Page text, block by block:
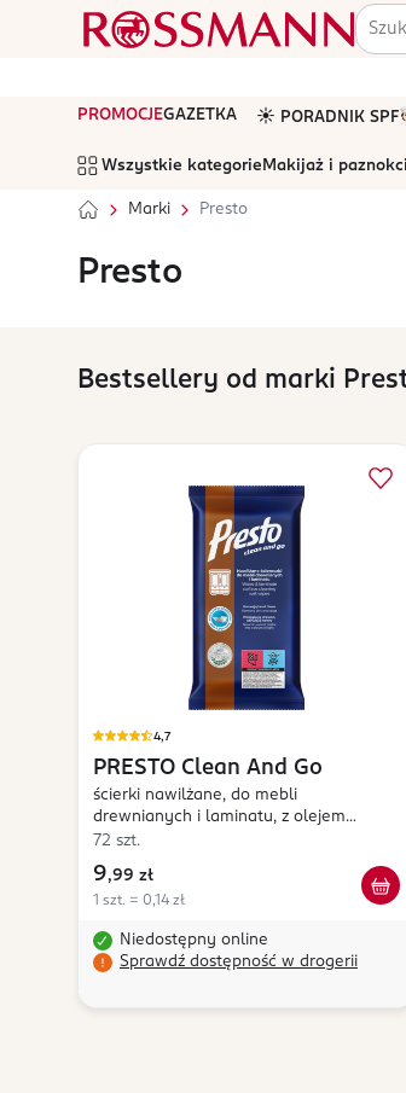
PROMOCJEGAZETKA ☀️ PORADNIK SPF
Wszystkie kategorie Makijaż i
Marki Presto
Presto
Bestsellery od marki
4,7
PRESTO Clean And Go
ścierki nawilżane, do mebli
drewnianych i laminatu, z olejem
pielęgnującym
72 szt.
9,99 zł
1 szt. = 0,14 zł
Niedostępny online
Sprawdź dostępność w drogerii